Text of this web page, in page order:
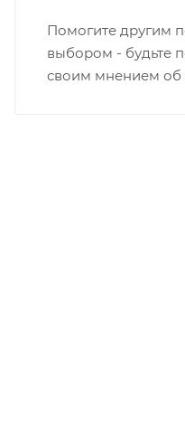
Помогите другим
выбором - будьте
своим мнением об